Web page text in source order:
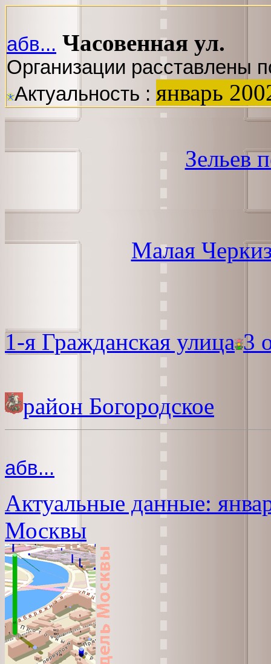
абв... Часовенная ул.
Организации расставлены
Актуальность : январь
Зельев
Малая
1-я Гражданская улица 3
район Богородское
абв...
Актуальные данные:
Москвы